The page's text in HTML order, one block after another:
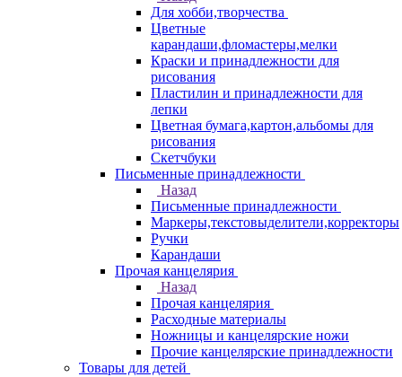
Для хобби,творчества
Цветные
карандаши,фломастеры,мелки
Краски и принадлежности для
рисования
Пластилин и принадлежности для
лепки
Цветная бумага,картон,альбомы для
рисования
Скетчбуки
Письменные принадлежности
Назад
Письменные принадлежности
Маркеры,текстовыделители,корректоры
Ручки
Карандаши
Прочая канцелярия
Назад
Прочая канцелярия
Расходные материалы
Ножницы и канцелярские ножи
Прочие канцелярские принадлежности
Товары для детей